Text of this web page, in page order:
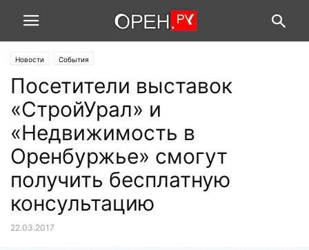
Новости События
Посетители выставок
«СтройУрал» и
«Недвижимость в
Оренбуржье» смогут
получить бесплатную
консультацию
22.03.2017